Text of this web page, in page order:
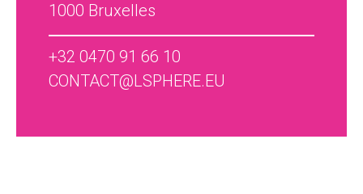
1000 Bruxelles
+32 0470 91 66 10
CONTACT@LSPHERE.EU